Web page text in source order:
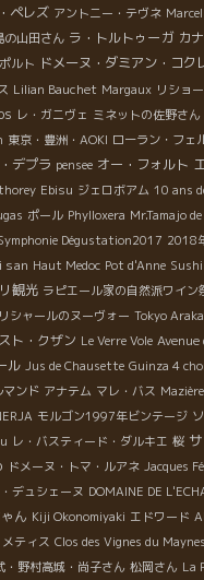
ペレズ アントニー・テヴネ Marcel
の山田さん ラ・トルトゥーガ カ
ポルト ドメーヌ・ダミアン・コク
Lilian Bauchet Margaux リショ
レ・ガニヴェ ミネットの佐野さん
東京・豊洲・AOKI ローラン・フェ
デプラ pensee オー・フォルト
Ebisu ジェロボアム 10 ans
ポール Phylloxera Mr.Tamajo
Dégustation2017 2018
san Haut Medoc Pot d'Anne
観光 ラピエール家の自然派ワイン
シャールのヌーヴォー Tokyo
ト・クザン Le Verre Vole Avenue
ル Jus de Chausette Guinza 4
マンド アナテム マレ・バス Mazière
モルゴン1997年ビンテージ
レ・バスティード・ダルキエ 桜
ドメーヌ・トマ・ルアネ Jacques
デュシェーヌ DOMAINE DE
ん Kiji Okonomiyaki エドワード
ティス Clos des Vignes du Maynes
・野村高城・尚子さん 松岡さん La